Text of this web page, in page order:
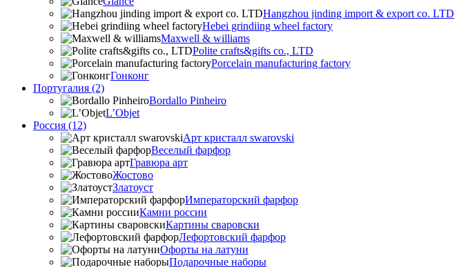
Hangzhou jinding import & export co. LTD
Hebei grindiing wheel factory
Maxwell & williams
Polite crafts&gifts co., LTD
Porcelain manufacturing factory
Гонконг
Португалия (2)
Bordallo Pinheiro
L’Objet
Россия (12)
Арт кристалл swarovski
Веселый фарфор
Гравюра арт
Жостово
Златоуст
Императорский фарфор
Камни россии
Картины сваровски
Лефортовский фарфор
Офорты на латуни
Подарочные наборы